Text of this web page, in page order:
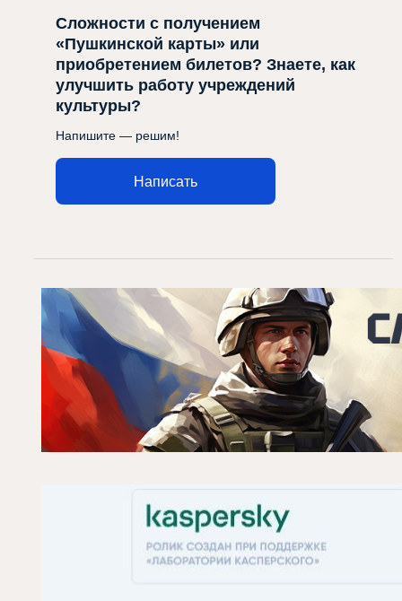
Сложности с получением
«Пушкинской карты» или
приобретением билетов? Знаете, как
улучшить работу учреждений
культуры?
Напишите — решим!
Написать